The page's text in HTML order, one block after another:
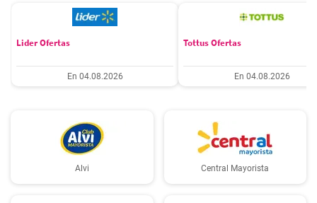
Lider Ofertas
En 04.08.2026
Tottus Ofertas
En 04.08.2026
Alvi Central Mayorista